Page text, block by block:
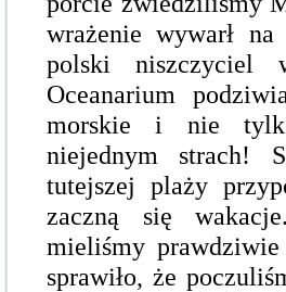
wrażenie wywarł
polski niszczyciel
Oceanarium
morskie i nie
niejednym strach!
tutejszej plaży
zaczną się
mieliśmy
sprawiło, że